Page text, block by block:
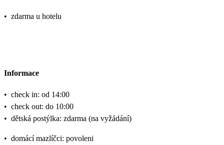
• zdarma u hotelu
Informace
• check in: od 14:00
• check out: do 10:00
• dětská postýlka: zdarma (na vyžádání)
• domácí mazlíčci: povoleni